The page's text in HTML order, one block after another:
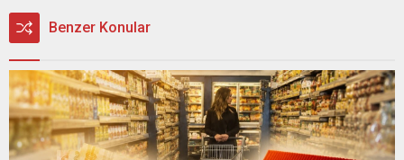
Benzer Konular